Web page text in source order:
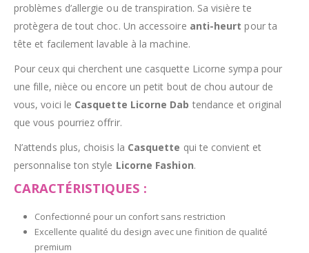
problèmes d’allergie ou de transpiration. Sa visière te
protègera de tout choc. Un accessoire anti-heurt pour ta
tête et facilement lavable à la machine.
Pour ceux qui cherchent une casquette Licorne sympa pour
une fille, nièce ou encore un petit bout de chou autour de
vous, voici le Casquette Licorne Dab tendance et original
que vous pourriez offrir.
N’attends plus, choisis la Casquette qui te convient et
personnalise ton style Licorne Fashion.
CARACTÉRISTIQUES :
Confectionné pour un confort sans restriction
Excellente qualité du design avec une finition de qualité
premium